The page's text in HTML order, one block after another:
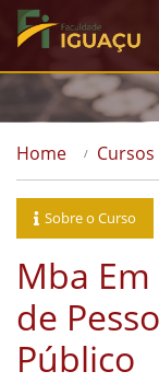
Home Cursos
Sobre o Curso
Mba
de
Público